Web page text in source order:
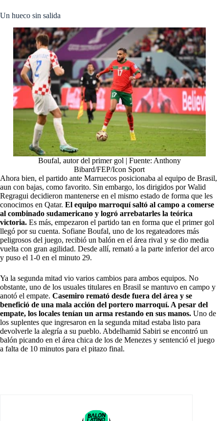
Un hueco sin salida
Boufal, autor del primer gol | Fuente: Anthony
Bibard/FEP/Icon Sport
Ahora bien, el partido ante Marruecos posicionaba al equipo de Brasil,
aun con bajas, como favorito. Sin embargo, los dirigidos por Walid
Regragui decidieron mantenerse en el mismo estado de forma que les
conocimos en Qatar. El equipo marroquí saltó al campo a comerse
al combinado sudamericano y logró arrebatarles la teórica
victoria. Es más, empezaron el partido tan en forma que el primer gol
llegó por su cuenta. Sofiane Boufal, uno de los regateadores más
peligrosos del juego, recibió un balón en el área rival y se dio media
vuelta con gran agilidad. Desde allí, remató a la parte inferior del arco
y puso el 1-0 en el minuto 29.
Ya la segunda mitad vio varios cambios para ambos equipos. No
obstante, uno de los usuales titulares en Brasil se mantuvo en campo y
anotó el empate. Casemiro remató desde fuera del área y se
benefició de una mala acción del portero marroquí. A pesar del
empate, los locales tenían un arma restando en sus manos. Uno de
los suplentes que ingresaron en la segunda mitad estaba listo para
devolverle la alegría a su pueblo. Abdelhamid Sabiri se encontró un
balón picando en el área chica de los de Menezes y sentenció el juego
a falta de 10 minutos para el pitazo final.